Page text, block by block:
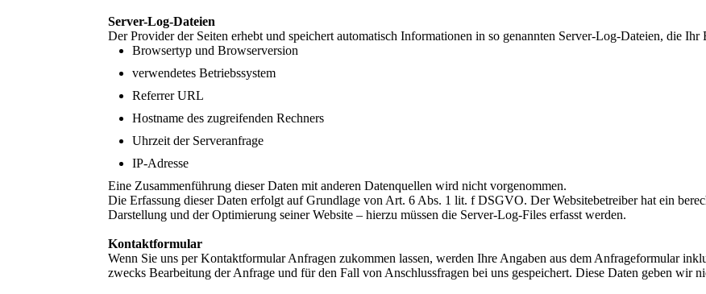
Server-Log-Dateien
Der Provider der Seiten erhebt und speichert automatisch Informationen in so genannten Server-Log-Dateien, die
Browsertyp und Browserversion
verwendetes Betriebssystem
Referrer URL
Hostname des zugreifenden Rechners
Uhrzeit der Serveranfrage
IP-Adresse
Eine Zusammenführung dieser Daten mit anderen Datenquellen wird nicht vorgenommen.
Die Erfassung dieser Daten erfolgt auf Grundlage von Art. 6 Abs. 1 lit. f DSGVO. Der Websitebetreiber hat ein
Darstellung und der Optimierung seiner Website – hierzu müssen die Server-Log-Files erfasst werden.
Kontaktformular
Wenn Sie uns per Kontaktformular Anfragen zukommen lassen, werden Ihre Angaben aus dem Anfrageformular
zwecks Bearbeitung der Anfrage und für den Fall von Anschlussfragen bei uns gespeichert. Diese Daten geben wir